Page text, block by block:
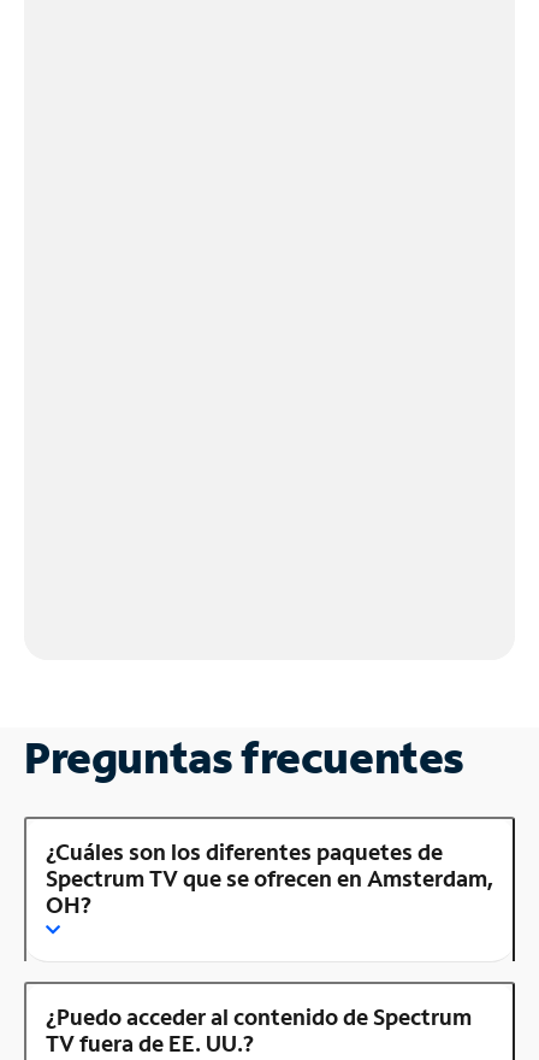
Preguntas frecuentes
¿Cuáles son los diferentes paquetes de
Spectrum TV que se ofrecen en Amsterdam,
OH?
¿Puedo acceder al contenido de Spectrum
TV fuera de EE. UU.?